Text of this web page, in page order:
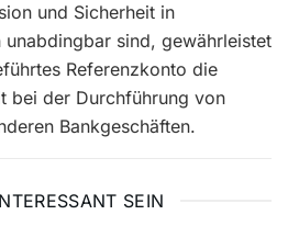
und Sicherheit in
unabdingbar sind, gewährleistet
Referenzkonto die
bei der Durchführung von
Bankgeschäften.
SEIN